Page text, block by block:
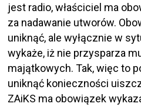
jest radio, właściciel ma
za nadawanie utworów.
uniknąć, ale wyłącznie w
wykaże, iż nie przysparza
majątkowych. Tak, więc to
uniknąć konieczności
ZAiKS ma obowiązek